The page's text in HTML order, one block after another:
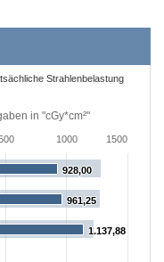
Strahlenbelastung
in "cGy*cm²"
928,00
928,00
961,25
961,25
1.137,88
1.137,88
1000 1500